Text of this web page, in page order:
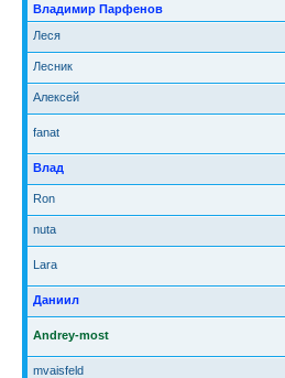
Владимир Парфенов
Леся
Лесник
Алексей
fanat
Влад
Ron
nuta
Lara
Даниил
Andrey-most
mvaisfeld